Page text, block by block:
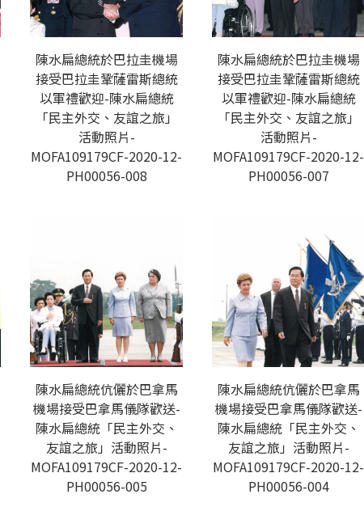
陳水扁總統於巴拉圭機場
接受巴拉圭鞏薩雷斯總統
以軍禮歡迎-陳水扁總統
「民主外交、友誼之旅」
活動照片-
MOFA109179CF-2020-12-
PH00056-008
陳水扁總統於巴拉圭機場
接受巴拉圭鞏薩雷斯總統
以軍禮歡迎-陳水扁總統
「民主外交、友誼之旅」
活動照片-
MOFA109179CF-2020-12-
PH00056-007
陳水扁總統伉儷於巴拿馬
機場接受巴拿馬儀隊歡送-
陳水扁總統「民主外交、
友誼之旅」活動照片-
MOFA109179CF-2020-12-
PH00056-005
陳水扁總統伉儷於巴拿馬
機場接受巴拿馬儀隊歡送-
陳水扁總統「民主外交、
友誼之旅」活動照片-
MOFA109179CF-2020-12-
PH00056-004